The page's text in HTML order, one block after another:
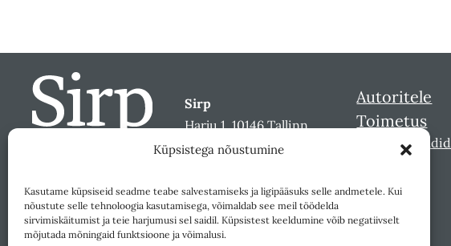
Küpsistega nõustumine
Kasutame küpsiseid seadme teabe salvestamiseks ja ligipääsuks selle andmetele. Kui
nõustute selle tehnoloogia kasutamisega, võimaldab see meil töödelda
sirvimiskäitumist ja teie harjumusi sel saidil. Küpsistest keeldumine võib negatiivselt
mõjutada mõningaid funktsioone ja võimalusi.
Sirp
Harju 1, 10146 Tallinn
sirp@sirp.ee
Toeta
Autoritele
Toimetus
Sirbi laureaadid